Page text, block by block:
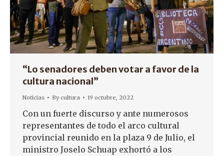
“Lo senadores deben votar a favor de la
cultura nacional”
Noticias Bycultura 19 octubre, 2022
Con un fuerte discurso y ante numerosos
representantes de todo el arco cultural
provincial reunido en la plaza 9 de Julio, el
ministro Joselo Schuap exhortó a los